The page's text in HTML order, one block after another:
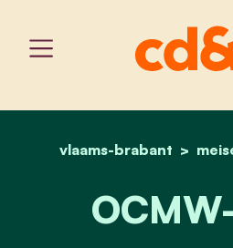
vlaams-brabant